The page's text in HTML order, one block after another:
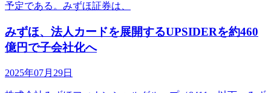
予定である。みずほ証券は、
みずほ、法人カードを展開するUPSIDERを約460
億円で子会社化へ
2025年07月29日